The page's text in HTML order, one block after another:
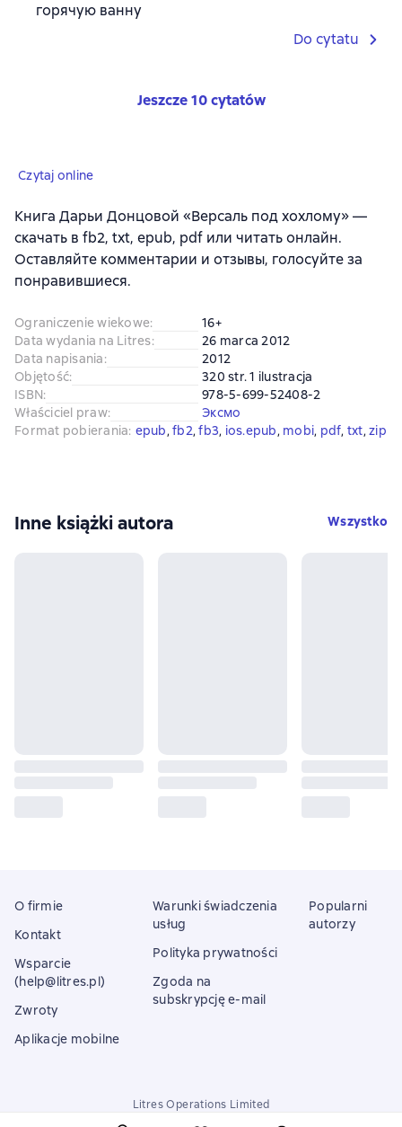
горячую ванну
Do cytatu
Jeszcze 10 cytatów
Czytaj online
Книга Дарьи Донцовой «Версаль под хохлому» —
скачать в fb2, txt, epub, pdf или читать онлайн.
Оставляйте комментарии и отзывы, голосуйте за
понравившиеся.
Ograniczenie wiekowe:
16+
Data wydania na Litres:
26 marca 2012
Data napisania:
2012
Objętość:
320 str. 1 ilustracja
ISBN:
978-5-699-52408-2
Właściciel praw:
Эксмо
Format pobierania: epub, fb2, fb3, ios.epub, mobi, pdf, txt, zip
Inne książki autora Wszystko
O firmie
Kontakt
Wsparcie
(help@litres.pl)
Zwroty
Aplikacje mobilne
Warunki świadczenia
usług
Polityka prywatności
Zgoda na
subskrypcję e-mail
Popularni
autorzy
Litres Operations Limited